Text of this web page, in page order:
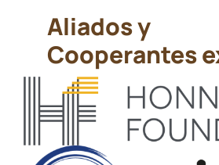
Aliados y
Cooperantes